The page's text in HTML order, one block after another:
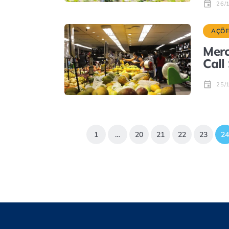
26/
Call
25/
1 … 20 21 22 23 24